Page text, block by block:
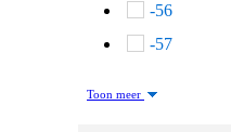
-56
-57
Toon meer